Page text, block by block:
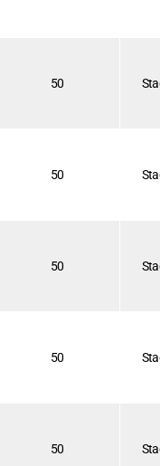
50
50
50
50
50